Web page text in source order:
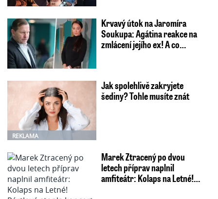
Krvavý útok na Jaromíra
Soukupa: Agátina reakce na
zmlácení jejího ex! A co…
REKLAMA
Jak spolehlivě zakryjete
šediny? Tohle musíte znát
Marek Ztracený po dvou
letech příprav naplnil
amfiteátr: Kolaps na Letné!…